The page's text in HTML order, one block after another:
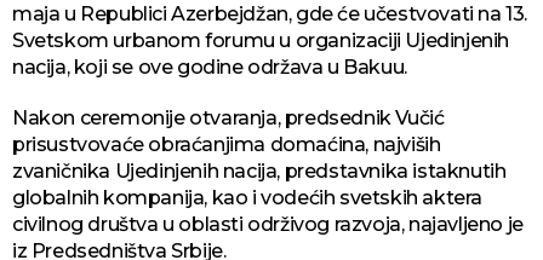
maja u Republici Azerbejdžan, gde će učestvovati na 13.
Svetskom urbanom forumu u organizaciji Ujedinjenih
nacija, koji se ove godine održava u Bakuu.
Nakon ceremonije otvaranja, predsednik Vučić
prisustvovaće obraćanjima domaćina, najviših
zvaničnika Ujedinjenih nacija, predstavnika istaknutih
globalnih kompanija, kao i vodećih svetskih aktera
civilnog društva u oblasti održivog razvoja, najavljeno je
iz Predsedništva Srbije.